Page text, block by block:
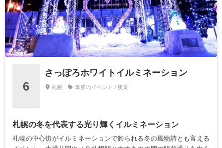
6
さっぽろホワイトイルミネーション
札幌 季節のイベント / 夜景
札幌の冬を代表する光り輝くイルミネーション
札幌の中心街がイルミネーションで飾られる冬の風物詩とも言える